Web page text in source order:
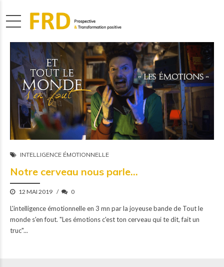
INTELLIGENCE ÉMOTIONNELLE
Notre cerveau nous parle…
12 MAI 2019 0
L'intelligence émotionnelle en 3 mn par la joyeuse bande de Tout le
monde s'en fout. "Les émotions c'est ton cerveau qui te dit, fait un
truc"...